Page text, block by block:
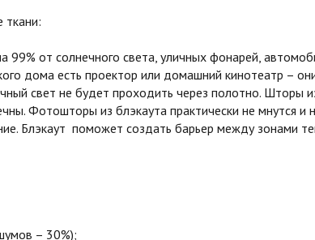
от солнечного света, уличных фонарей,
дома есть проектор или домашний кинотеатр –
свет не будет проходить через полотно.
Фотошторы из блэкаута практически не мнутся
Блэкаут поможет создать барьер между зонами
– 30%);